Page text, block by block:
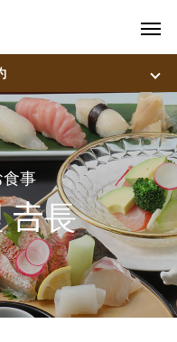
飛行機＋宿泊
食事
𠮷長